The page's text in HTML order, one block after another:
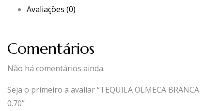
Avaliações (0)
Comentários
Não há comentários ainda.
Seja o primeiro a avaliar “TEQUILA OLMECA BRANCA
0.70”